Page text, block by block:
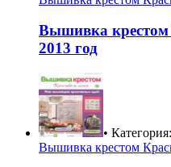
Вышивка
2013 год
• Категория:
Вышивка крестом